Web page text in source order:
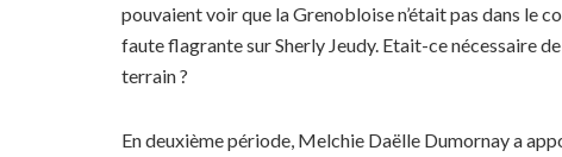
pouvaient voir que la Grenobloise n’était pas dans le
faute flagrante sur Sherly Jeudy. Etait-ce nécessaire
terrain ?
En deuxième période, Melchie Daëlle Dumornay a